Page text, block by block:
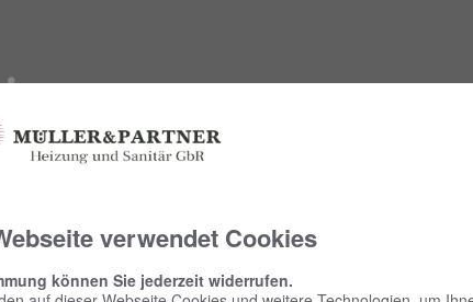
Termine anfragen!
verwendet Cookies
können Sie jederzeit widerrufen.